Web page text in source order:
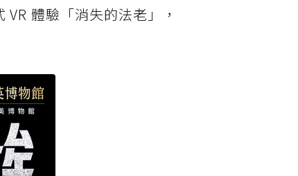
體驗「消失的法老」，